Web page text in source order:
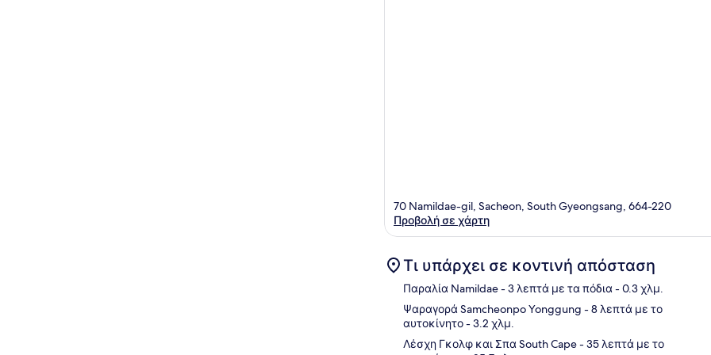
70 Namildae-gil, Sacheon, South Gyeongsang, 664-220
Προβολή σε χάρτη
Τι υπάρχει σε κοντινή απόσταση
Παραλία Namildae- 3 λεπτά με τα πόδια - 0.3 χλμ.
Ψαραγορά Samcheonpo Yonggung - 8 λεπτά με το
αυτοκίνητο- 3.2 χλμ.
Λέσχη Γκολφ και Σπα South Cape- 35 λεπτά με το